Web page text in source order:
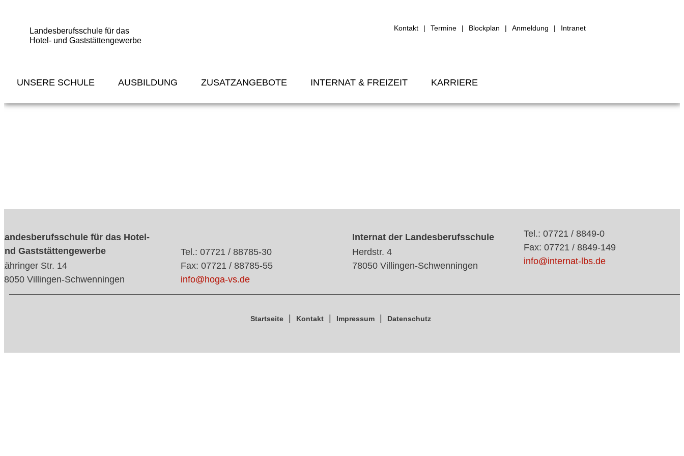
Landesberufsschule für das
Hotel- und Gaststättengewerbe
Kontakt Termine Blockplan Anmeldung Intranet
UNSERE SCHULE AUSBILDUNG ZUSATZANGEBOTE INTERNAT & FREIZEIT KARRIERE
für das Hotel-
Gaststättengewerbe
Str. 14
Villingen-Schwenningen
Tel.: 07721 / 88785-30
Fax: 07721 / 88785-55
info@hoga-vs.de
Internat der Landesberufsschule
Herdstr. 4
78050 Villingen-Schwenningen
Tel.: 07721 / 8849-0
Fax: 07721 / 8849-149
info@internat-lbs.de
Startseite Kontakt Impressum Datenschutz